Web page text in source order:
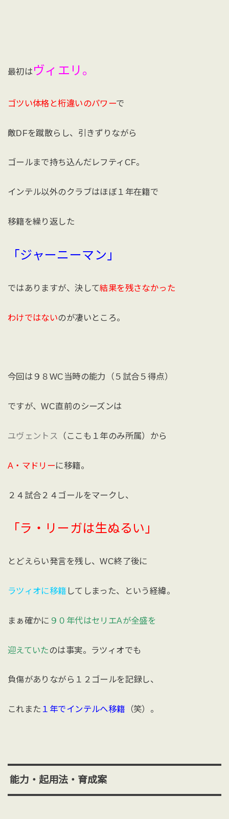
最初はヴィエリ。
ゴツい体格と桁違いのパワーで
敵DFを蹴散らし、引きずりながら
ゴールまで持ち込んだレフティCF。
インテル以外のクラブはほぼ１年在籍で
移籍を繰り返した
「ジャーニーマン」
ではありますが、決して結果を残さなかった
わけではないのが凄いところ。
今回は９８WC当時の能力（５試合５得点）
ですが、WC直前のシーズンは
ユヴェントス （ここも１年のみ所属）から
A・マドリーに移籍。
２４試合２４ゴールをマークし、
「ラ・リーガは生ぬるい」
とどえらい発言を残し、WC終了後に
ラツィオに移籍 してしまった、という経緯。
まぁ確かに ９０年代はセリエAが全盛を
迎えていた のは事実。ラツィオでも
負傷がありながら１２ゴールを記録し、
これまた １年でインテルへ移籍 （笑）。
能力・起用法・育成案